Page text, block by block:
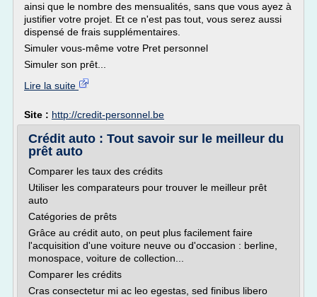
ainsi que le nombre des mensualités, sans que vous ayez à
justifier votre projet. Et ce n'est pas tout, vous serez aussi
dispensé de frais supplémentaires.
Simuler vous-même votre Pret personnel
Simuler son prêt...
Lire la suite
Site : http://credit-personnel.be
Crédit auto : Tout savoir sur le meilleur du
prêt auto
Comparer les taux des crédits
Utiliser les comparateurs pour trouver le meilleur prêt
auto
Catégories de prêts
Grâce au crédit auto, on peut plus facilement faire
l'acquisition d'une voiture neuve ou d'occasion : berline,
monospace, voiture de collection...
Comparer les crédits
Cras consectetur mi ac leo egestas, sed finibus libero